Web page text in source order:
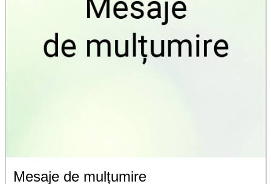
Mesaje de mulțumire